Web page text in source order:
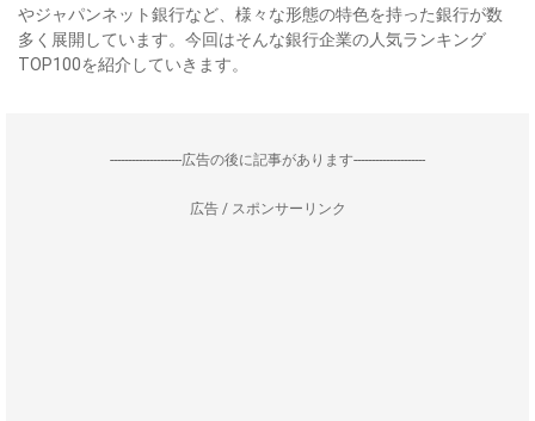
やジャパンネット銀行など、様々な形態の特色を持った銀行が数
多く展開しています。今回はそんな銀行企業の人気ランキング
TOP100を紹介していきます。
--------------------広告の後に記事があります--------------------
広告 / スポンサーリンク